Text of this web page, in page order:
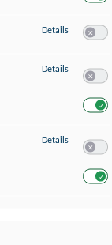
Details zu
Details zu
Details zu